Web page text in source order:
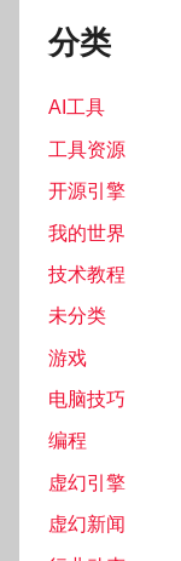
分类
AI工具
工具资源
开源引擎
我的世界
技术教程
未分类
游戏
电脑技巧
编程
虚幻引擎
虚幻新闻